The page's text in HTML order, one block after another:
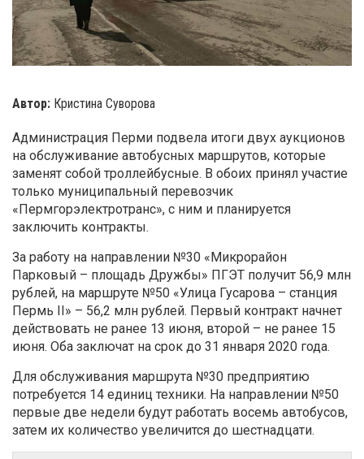
Автор: Кристина Суворова
Администрация Перми подвела итоги двух аукционов
на обслуживание автобусных маршрутов, которые
заменят собой троллейбусные. В обоих принял участие
только муниципальный перевозчик
«Пермгорэлектротранс», с ним и планируется
заключить контракты.
За работу на направлении №30 «Микрорайон
Парковый – площадь Дружбы» ПГЭТ получит 56,9 млн
рублей, на маршруте №50 «Улица Гусарова – станция
Пермь II» – 56,2 млн рублей. Первый контракт начнет
действовать не ранее 13 июня, второй – не ранее 15
июня. Оба заключат на срок до 31 января 2020 года.
Для обслуживания маршрута №30 предприятию
потребуется 14 единиц техники. На направлении №50
первые две недели будут работать восемь автобусов,
затем их количество увеличится до шестнадцати.